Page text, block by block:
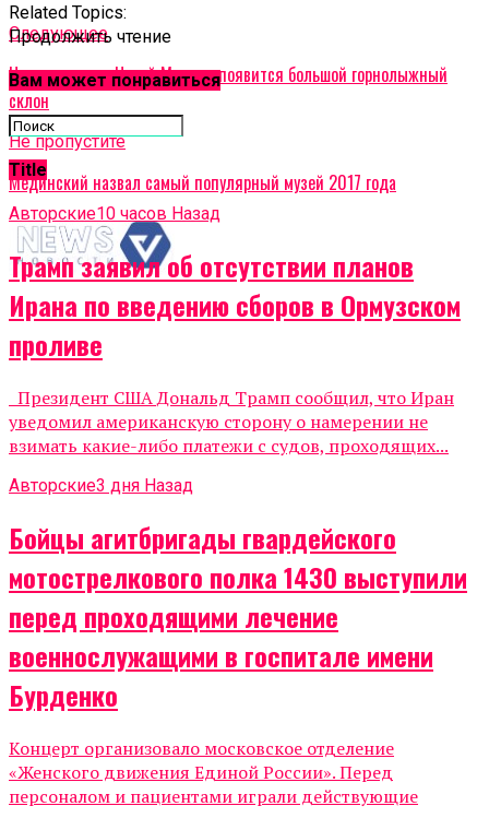
Related Topics:
Cледующее
На территории Новой Москвы появится большой горнолыжный
склон
Не пропустите
Мединский назвал самый популярный музей 2017 года
Продолжить чтение
Вам может понравиться
Title
Авторские10 часов Назад
Трамп заявил об отсутствии планов
Ирана по введению сборов в Ормузском
проливе
Президент США Дональд Трамп сообщил, что Иран
уведомил американскую сторону о намерении не
взимать какие-либо платежи с судов, проходящих...
Авторские3 дня Назад
Бойцы агитбригады гвардейского
мотострелкового полка 1430 выступили
перед проходящими лечение
военнослужащими в госпитале имени
Бурденко
Концерт организовало московское отделение
«Женского движения Единой России». Перед
персоналом и пациентами играли действующие